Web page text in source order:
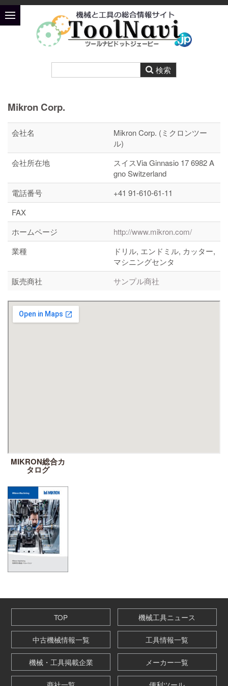
Mikron Corp.
会社名
Mikron Corp. (ミクロンツー
ル)
会社所在地
スイスVia Ginnasio 17 6982 A
gno Switzerland
電話番号
+41 91-610-61-11
FAX
ホームページ
http://www.mikron.com/
業種
ドリル, エンドミル, カッター,
マシニングセンタ
販売商社
サンプル商社
MIKRON総合カ
タログ
TOP 機械工具ニュース
中古機械情報一覧 工具情報一覧
機械・工具掲載企業 メーカー一覧